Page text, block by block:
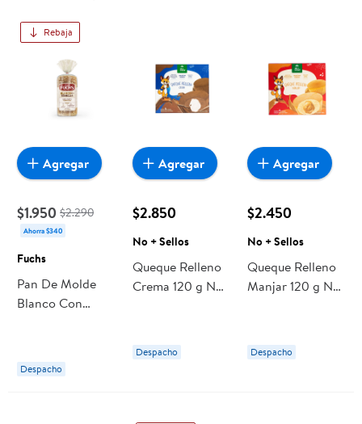
Rebaja
$1.950 $2.290
Ahorra $340
Fuchs
Pan De Molde
Blanco Con
Despacho
Agregar
$2.850
No + Sellos
Queque Relleno
Crema 120 g No
Despacho
Agregar
$2.450
No + Sellos
Queque Relleno
Manjar 120 g No
Despacho
Agregar